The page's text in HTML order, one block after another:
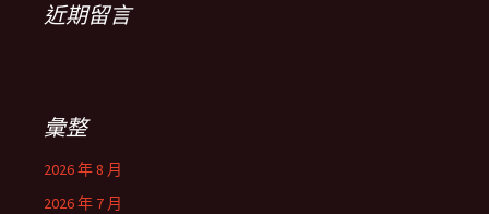
近期留言
彙整
2026 年 8 月
2026 年 7 月